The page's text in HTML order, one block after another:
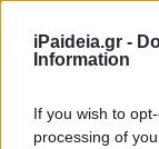
iPaideia.gr -
Information
If you wish to
processing of